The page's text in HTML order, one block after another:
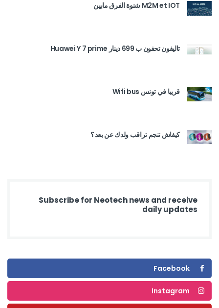
M2M et IOT شنوة الفرق مابين
تاليفون تحفون ب 699 دينار Huawei Y 7 prime
قريبا في تونس Wifi bus
كيفاش تنجم تراقب ولدك عن بعد ؟
Subscribe for Neotech news and receive
daily updates
Facebook
Instagram